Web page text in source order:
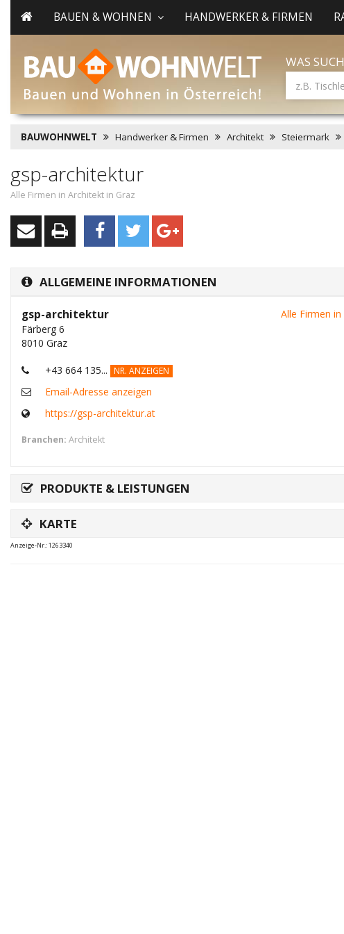
BAUEN & WOHNEN HANDWERKER & FIRMEN
WAS
BAUWOHNWELT Handwerker & Firmen Architekt Steiermark
gsp-architektur
Alle Firmen in Architekt in Graz
ALLGEMEINE INFORMATIONEN
Alle Firmen
gsp-architektur
Färberg 6
8010 Graz
+43 664 135... NR. ANZEIGEN
Email-Adresse anzeigen
https://gsp-architektur.at
Branchen: Architekt
PRODUKTE & LEISTUNGEN
KARTE
Anzeige-Nr.: 1263340